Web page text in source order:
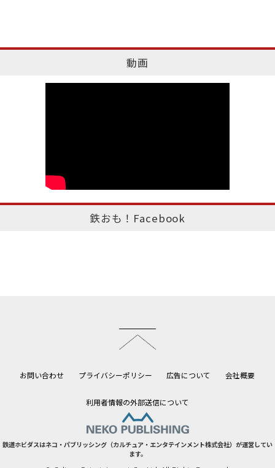
動画
鉄おも！Facebook
お問い合わせ プライバシーポリシー 広告について 会社概要
利用者情報の外部送信について
鉄道ホビダスはネコ・パブリッシング（カルチュア・エンタテインメント株式会社）が運営してい
ます。